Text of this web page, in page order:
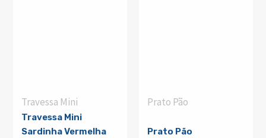
Travessa Mini
Travessa Mini
Sardinha Vermelha
Prato Pão
Prato Pão